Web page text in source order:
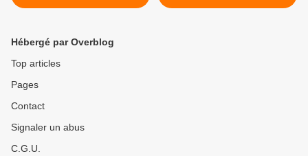
IDAIRE
Hébergé par Overblog
Top articles
Pages
Contact
Signaler un abus
C.G.U.